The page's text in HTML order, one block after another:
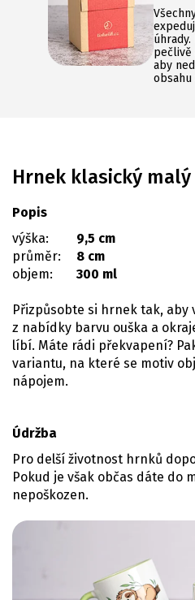
pečlivě
aby
obsahu
Hrnek klasický malý
Popis
výška:
9,5 cm
průměr:
8 cm
objem:
300 ml
Přizpůsobte si hrnek tak, aby
z nabídky barvu ouška a
líbí. Máte rádi překvapení?
variantu, na které se motiv
nápojem.
Údržba
Pro delší životnost hrnků
Pokud je však občas dáte do
nepoškozen.